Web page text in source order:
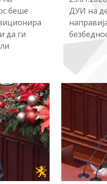
беше
да ги
ДУИ на